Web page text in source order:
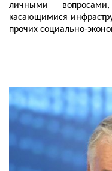
личными
касающимися
прочих социально-